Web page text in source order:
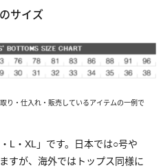
サイズ
り・仕入れ・販売しているアイテムの一例で
L・XL」です。日本では○号や
すが、海外ではトップス同様に